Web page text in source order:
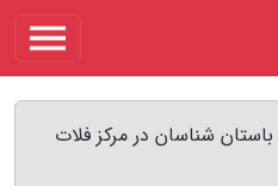
شناسان در مرکز فلات